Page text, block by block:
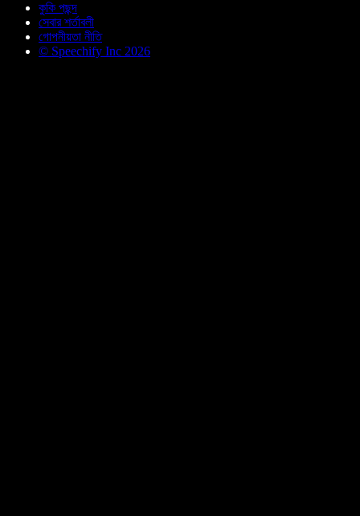
কুকি পছন্দ
সেবার শর্তাবলী
গোপনীয়তা নীতি
© Speechify Inc 2026